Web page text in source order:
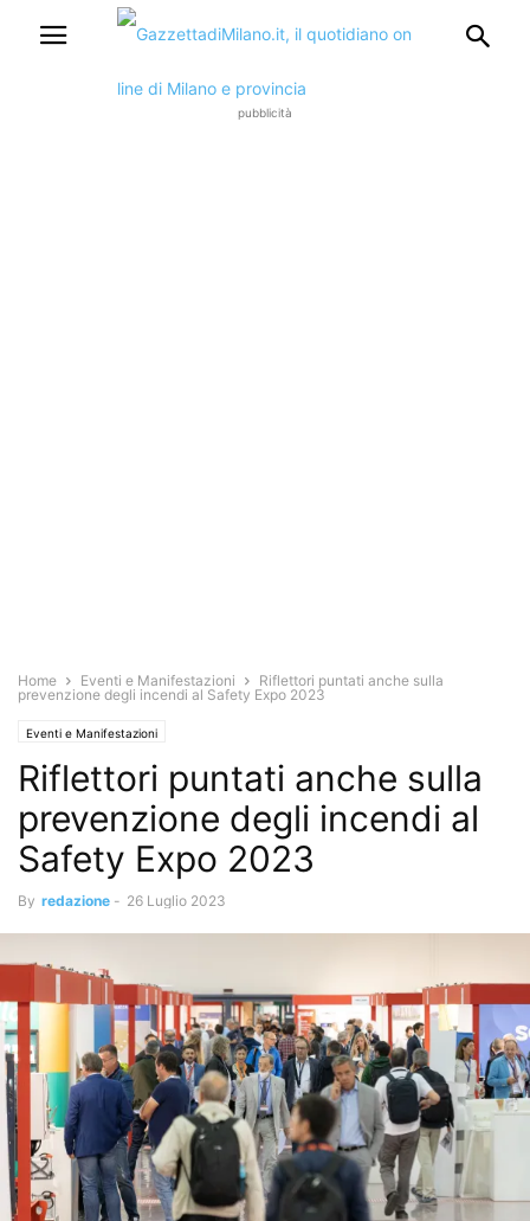
pubblicità
Home Eventi e Manifestazioni
Riflettori puntati anche sulla
prevenzione degli incendi al Safety Expo 2023
Eventi e Manifestazioni
Riflettori puntati anche sulla
prevenzione degli incendi al
Safety Expo 2023
By redazione - 26 Luglio 2023